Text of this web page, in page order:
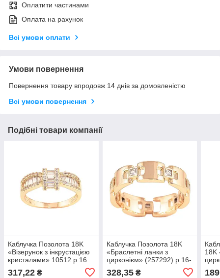
Оплатити частинами
Оплата на рахунок
Всі умови оплати
Умови повернення
Повернення товару впродовж 14 днів за домовленістю
Всі умови повернення
Подібні товари компанії
Каблучка Позолота 18K
«Візерунок з інкрустацією
кристалами» 10512 р.16
317,22 ₴
Каблучка Позолота 18K
«Браслетні ланки з
цирконієм» (257292) р.16-
328,35₴
18K